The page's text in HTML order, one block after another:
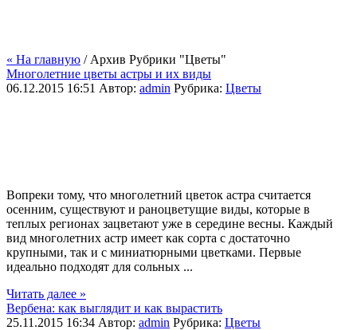
« На главную / Архив Рубрики "Цветы"
Многолетние цветы астры и их виды
06.12.2015 16:51 Автор: admin Рубрика: Цветы
Вопреки тому, что многолетний цветок астра считается
осенним, существуют и раноцветущие виды, которые в
теплых регионах зацветают уже в середине весны. Каждый
вид многолетних астр имеет как сорта с достаточно
крупными, так и с миниатюрными цветками. Первые
идеально подходят для сольных ...
Читать далее »
Вербена: как выглядит и как вырастить
25.11.2015 16:34 Автор: admin Рубрика: Цветы